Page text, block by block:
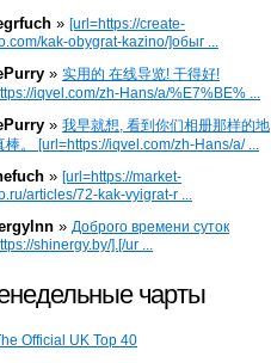
» [url=https://create-
kak-obygrat-kazino/]обыг ...
» 实用的 在线导览! 干得好!
iqvel.com/zh-Hans/a/%E7%BE% ...
» 我早就想, 看到你们相册那样的地
棒。 [url=https://iqvel.com/zh-Hans/a/ ...
» [url=https://market-
articles/72-kak-vyigrat-r ...
» Доброго времени суток
shinergy.by/].[/ur ...
чарты
Official UK Top 40